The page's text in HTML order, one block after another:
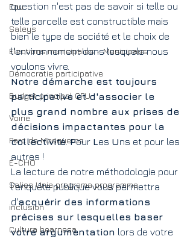
Eau
Saleys
Elections municipales - Municipaus
Démocratie participative
Budget principal CFU
Voirie
Parc de Mosqueros
E-CHO
Salies Unie programa programme
inclusion
Cultura bearnesa
question n'est pas de savoir si telle ou
telle parcelle est constructible mais
bien le type de société et le choix de
l'environnement dans lesquels nous
voulons vivre.
Notre démarche est toujours
participative et d'associer le
plus grand nombre aux prises de
décisions impactantes pour la
collectivité. Pour Les Uns et pour les
autres !
La lecture de notre méthodologie pour
l'enquête publique vous permettra
d'acquérir des informations
précises sur lesquelles baser
votre argumentation lors de votre